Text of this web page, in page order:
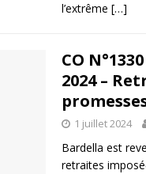
l’extrême […]
CO
2024 –
1 juillet 2024
Bardella est
retraites